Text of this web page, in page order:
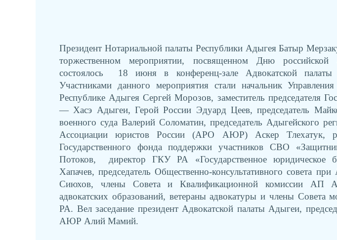
Президент Нотариальной палаты Республики Адыгея Батыр
торжественном мероприятии, посвященном Дню российской
состоялось 18 июня в конференц-зале Адвокатской палаты
Участниками данного мероприятия стали начальник
Республике Адыгея Сергей Морозов, заместитель председателя
— Хасэ Адыгеи, Герой России Эдуард Цеев, председатель
военного суда Валерий Соломатин, председатель Адыгейского
Ассоциации юристов России (АРО АЮР) Аскер Тлехатук,
Государственного фонда поддержки участников СВО
Потоков, директор ГКУ РА «Государственное юридическое
Хапачев, председатель Общественно-консультативного совета
Сиюхов, члены Совета и Квалификационной комиссии АП
адвокатских образований, ветераны адвокатуры и члены Совета
РА. Вел заседание президент Адвокатской палаты Адыгеи,
АЮР Алий Мамий.